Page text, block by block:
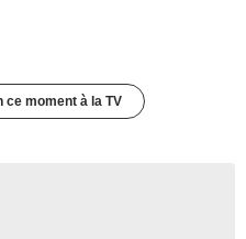
moment à la TV